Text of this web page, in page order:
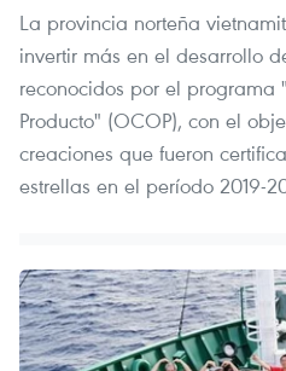
La provincia norteña
invertir más en el desarrollo
reconocidos por el programa
Producto" (OCOP), con el
creaciones que fueron
estrellas en el período 2019-